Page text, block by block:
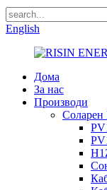
English
Дома
За нас
Производи
Соларен